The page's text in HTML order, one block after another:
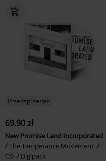
Przedsprzedaż
69.90 zł
New Promise Land Incorporated
The Temperance Movement
CD
Digipack